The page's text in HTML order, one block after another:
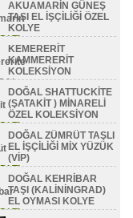
AKUAMARİN GÜNEŞ
TAŞI EL İŞÇİLİĞİ ÖZEL
KOLYE
TL
KEMERERİT
KAMMERERİT
KOLEKSİYON
TL
DOĞAL SHATTUCKİTE
(ŞATAKİT ) MİNARELİ
ÖZEL KOLEKSİYON
TL
DOĞAL ZÜMRÜT TAŞLI
EL İŞÇİLİĞİ MİX YÜZÜK
(VİP)
TL
DOĞAL KEHRİBAR
TAŞI (KALİNİNGRAD)
EL OYMASI KOLYE
TL